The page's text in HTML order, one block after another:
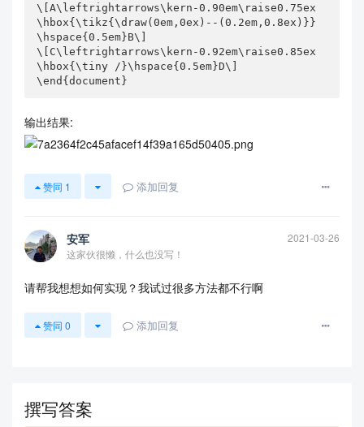
\[A\leftrightarrows\kern-0.90em\raise0.75ex
\hbox{\tikz{\draw(0em,0ex)--(0.2em,0.8ex)}}
\hspace{0.5em}B\]
\[C\leftrightarrows\kern-0.92em\raise0.85ex
\hbox{\tiny /}\hspace{0.5em}D\]
\end{document}
输出结果:
赞同 1 添加回复
安军
2021-03-26
这家伙很懒，什么也没写！
请帮我想想如何实现？我试过很多方法都不行啊
赞同 0 添加回复
撰写答案